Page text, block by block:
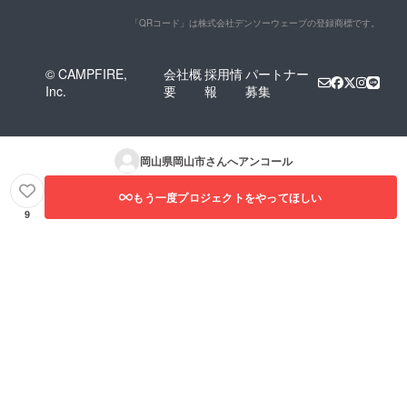
「QRコード」は株式会社デンソーウェーブの登録商標です。
© CAMPFIRE,
Inc.
会社概
要
採用情
報
パートナー
募集
岡山県岡山市さんへアンコール
9
もう一度プロジェクトをやってほしい